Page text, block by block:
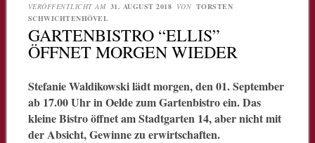
VERÖFFENTLICHT AM 31. AUGUST 2018 VON TORSTEN
SCHWICHTENHÖVEL
GARTENBISTRO “ELLIS”
ÖFFNET MORGEN WIEDER
Stefanie Waldikowski lädt morgen, den 01. September
ab 17.00 Uhr in Oelde zum Gartenbistro ein. Das
kleine Bistro öffnet am Stadtgarten 14, aber nicht mit
der Absicht, Gewinne zu erwirtschaften.